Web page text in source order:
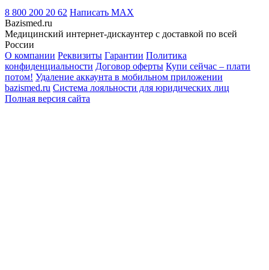
8 800 200 20 62 Написать MAX
Bazismed.ru
Медицинский интернет-дискаунтер с доставкой по всей
России
О компании Реквизиты Гарантии Политика
конфиденциальности Договор оферты Купи сейчас – плати
потом! Удаление аккаунта в мобильном приложении
bazismed.ru Система лояльности для юридических лиц
Полная версия сайта